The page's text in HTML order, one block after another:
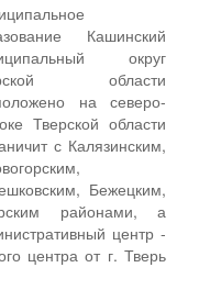
Кашинский
округ
области
на северо-
Тверской области
с Калязинским,
Бежецким,
районами, а
центр -
центра от г. Тверь